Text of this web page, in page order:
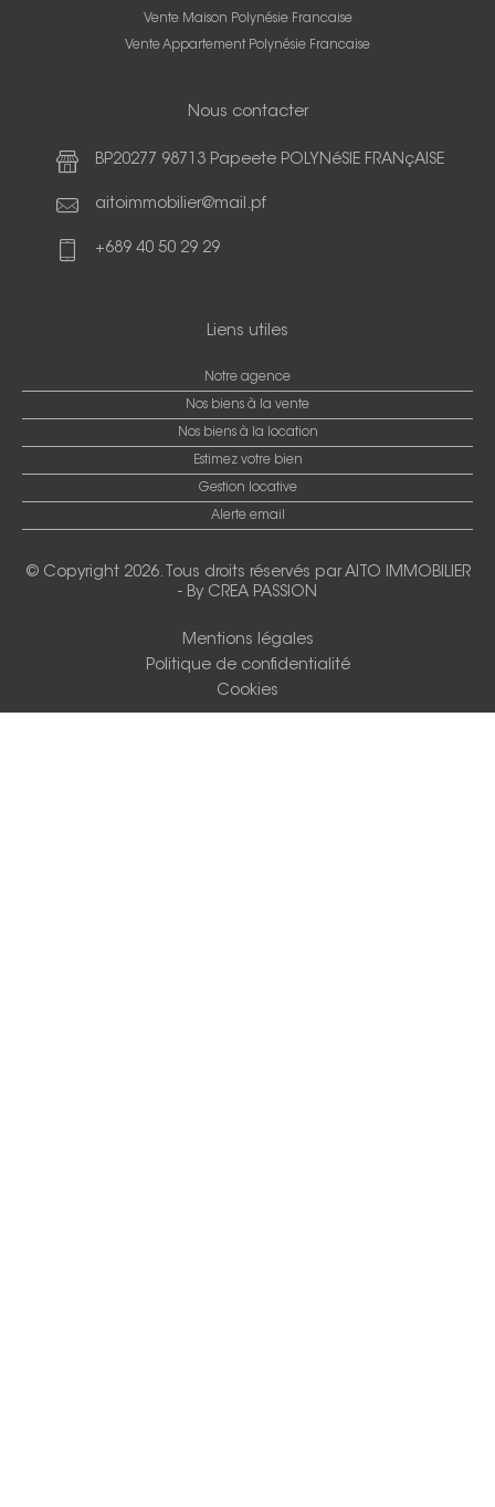
Vente Maison Polynésie Francaise
Vente Appartement Polynésie Francaise
Nous contacter
BP20277 98713 Papeete POLYNéSIE FRANçAISE
aitoimmobilier@mail.pf
+689 40 50 29 29
Liens utiles
Notre agence
Nos biens à la vente
Nos biens à la location
Estimez votre bien
Gestion locative
Alerte email
© Copyright 2026. Tous droits réservés parAITO IMMOBILIER
- By CREA PASSION
Mentions légales
Politique de confidentialité
Cookies